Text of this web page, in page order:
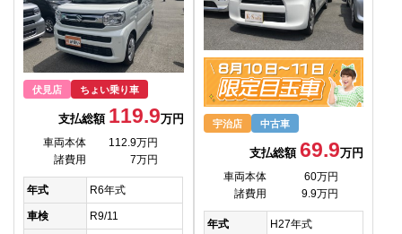
伏見店 ちょい乗り車
支払総額 119.9万円
車両本体
112.9万円
諸費用
7万円
年式 R6年式
車検 R9/11
宇治店 中古車
支払総額69.9万円
車両本体
60万円
諸費用
9.9万円
年式 H27年式